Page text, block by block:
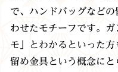
で、ハンドバッグなど
わせたモチーフです。
モ」とわかるといった
留め金具という概念に